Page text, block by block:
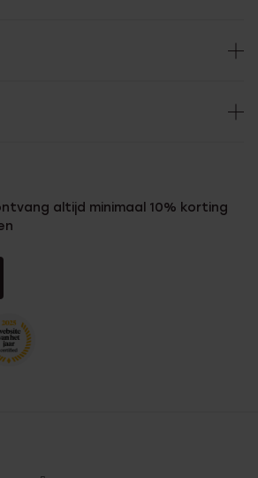
altijd minimaal 10% korting